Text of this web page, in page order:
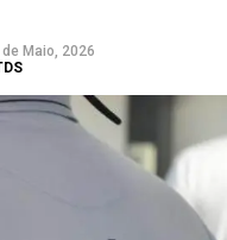
Maio, 2026